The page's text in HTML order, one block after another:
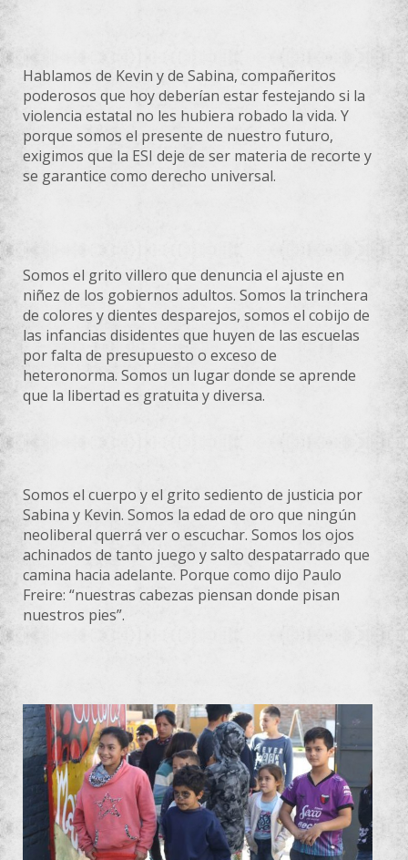
Hablamos de Kevin y de Sabina, compañeritos
poderosos que hoy deberían estar festejando si la
violencia estatal no les hubiera robado la vida. Y
porque somos el presente de nuestro futuro,
exigimos que la ESI deje de ser materia de recorte y
se garantice como derecho universal.
Somos el grito villero que denuncia el ajuste en
niñez de los gobiernos adultos. Somos la trinchera
de colores y dientes desparejos, somos el cobijo de
las infancias disidentes que huyen de las escuelas
por falta de presupuesto o exceso de
heteronorma. Somos un lugar donde se aprende
que la libertad es gratuita y diversa.
Somos el cuerpo y el grito sediento de justicia por
Sabina y Kevin. Somos la edad de oro que ningún
neoliberal querrá ver o escuchar. Somos los ojos
achinados de tanto juego y salto despatarrado que
camina hacia adelante. Porque como dijo Paulo
Freire: “nuestras cabezas piensan donde pisan
nuestros pies”.